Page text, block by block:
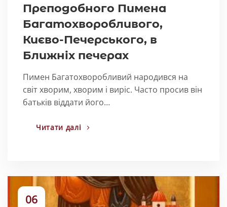
Преподобного Пимена
Багатохворобливого,
Києво-Печерського, в
Ближніх печерах
Пимен Багатохворобливий народився на
світ хворим, хворим і виріс. Часто просив він
батьків віддати його…
Читати далі
06